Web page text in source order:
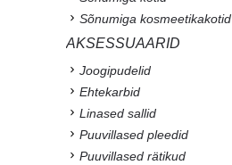
Sõnumiga kosmeetikakotid
AKSESSUAARID
Joogipudelid
Ehtekarbid
Linased sallid
Puuvillased pleedid
Puuvillased rätikud